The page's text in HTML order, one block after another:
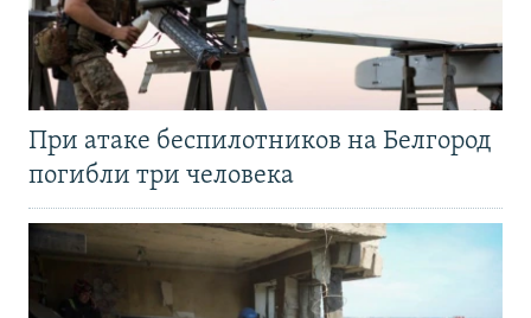
При атаке беспилотников на Белгород
погибли три человека